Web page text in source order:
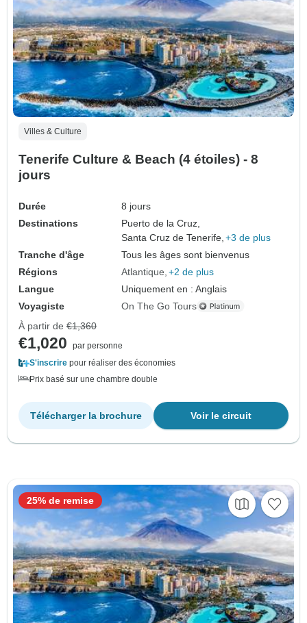
Villes & Culture
Tenerife Culture & Beach (4 étoiles) - 8
jours
Durée
8 jours
Destinations
Puerto de la Cruz,
Santa Cruz de Tenerife, +3 de plus
Tranche d'âge
Tous les âges sont bienvenus
Régions
Atlantique +2 de plus
Langue
Uniquement en : Anglais
Voyagiste
On The Go Tours
À partir de €1,360
€1,020
par personne
S'inscrire pour réaliser des économies
Prix basé sur une chambre double
Voir le circuit
Télécharger la brochure
25% de remise